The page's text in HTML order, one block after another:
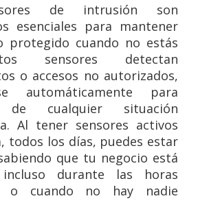
de intrusión son
esenciales para mantener
protegido cuando no estás
sensores detectan
o accesos no autorizados,
automáticamente para
de cualquier situación
Al tener sensores activos
todos los días, puedes estar
que tu negocio está
durante las horas
o cuando no hay nadie